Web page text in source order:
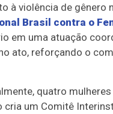
à violência de gênero
Brasil contra o
em uma atuação
ato, reforçando o
quatro
um Comitê